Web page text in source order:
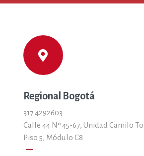
Regional Bogotá
317 4292603
Calle 44 Nº 45-67, Unidad Camilo
Piso 5, Módulo C8
remove